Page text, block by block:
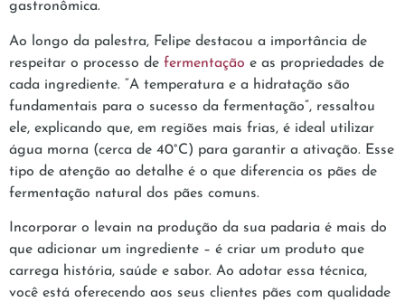
gastronômica.
Ao longo da palestra, Felipe destacou a importância de
respeitar o processo de fermentação e as propriedades de
cada ingrediente. “A temperatura e a hidratação são
fundamentais para o sucesso da fermentação”, ressaltou
ele, explicando que, em regiões mais frias, é ideal utilizar
água morna (cerca de 40°C) para garantir a ativação. Esse
tipo de atenção ao detalhe é o que diferencia os pães de
fermentação natural dos pães comuns.
Incorporar o levain na produção da sua padaria é mais do
que adicionar um ingrediente – é criar um produto que
carrega história, saúde e sabor. Ao adotar essa técnica,
você está oferecendo aos seus clientes pães com qualidade